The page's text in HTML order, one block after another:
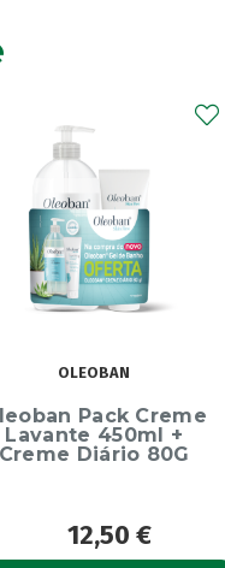
OLEOBAN
Pack Creme
Lavante 450ml +
Creme Diário 80G
12,50€